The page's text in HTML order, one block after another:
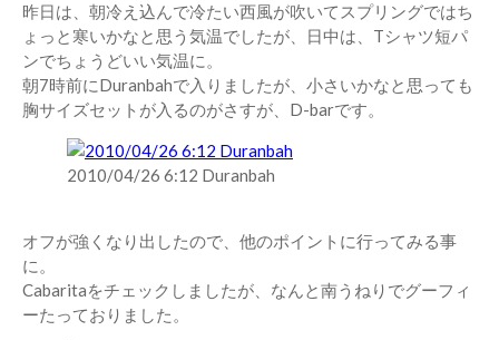
昨日は、朝冷え込んで冷たい西風が吹いてスプリングではち
ょっと寒いかなと思う気温でしたが、日中は、Tシャツ短パ
ンでちょうどいい気温に。
朝7時前にDuranbahで入りましたが、小さいかなと思っても
胸サイズセットが入るのがさすが、D-barです。
2010/04/26 6:12 Duranbah
オフが強くなり出したので、他のポイントに行ってみる事
に。
Cabaritaをチェックしましたが、なんと南うねりでグーフィ
ーたっておりました。